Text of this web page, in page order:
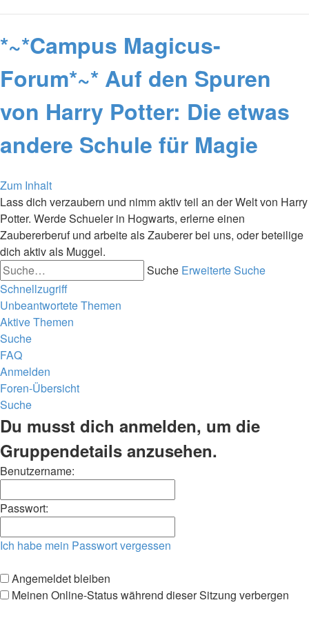
*~*Campus Magicus-
Forum*~* Auf den Spuren
von Harry Potter: Die etwas
andere Schule für Magie
Zum Inhalt
Lass dich verzaubern und nimm aktiv teil an der Welt von Harry
Potter. Werde Schueler in Hogwarts, erlerne einen
Zaubererberuf und arbeite als Zauberer bei uns, oder beteilige
dich aktiv als Muggel.
Suche Erweiterte Suche
Schnellzugriff
Unbeantwortete Themen
Aktive Themen
Suche
FAQ
Anmelden
Foren-Übersicht
Suche
Du musst dich anmelden, um die
Gruppendetails anzusehen.
Benutzername:
Passwort:
Ich habe mein Passwort vergessen
Angemeldet bleiben
Meinen Online-Status während dieser Sitzung verbergen